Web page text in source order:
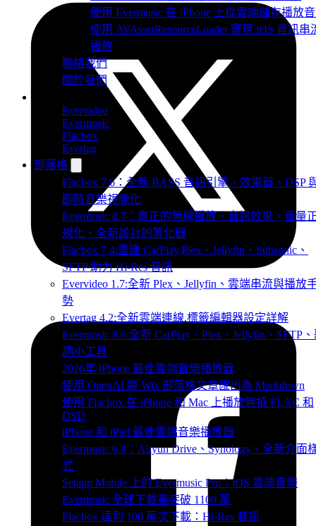
使用 Evermusic 在 iPhone 上從雲端儲存播放
使用 AVAssetResourceLoader 實現 iOS 音訊串
播放
聯絡我們
關於我們
Evervideo
Evermusic
Flacbox
Evertag
部落格
Flacbox 7.6：全新 BASS 音訊引擎、效果器、DSP
即時音樂視覺化
Evermusic 8.7：真正的無縫播放、音訊效果、音量
規化、全新設計的等化器
Flacbox 7.4:重建 CarPlay,Plex、Jellyfin、Subsonic、
SFTP 助力 Hi-Res 音訊
Evervideo 1.7:全新 Plex、Jellyfin、雲端串流與播放
勢
Evertag 4.2:全新雲端連線,標籤編輯器設定詳解
Evermusic 8.6:全新 CarPlay、Plex、Jellyfin、SFTP
詞小工具
2026年 iPhone 最佳雲端音樂播放器
使用 OpenAI 將 Wix 部落格文章匯出為 Markdown
使用 Flacbox 在 iPhone 和 Mac 上播放無損 FLAC 和
DSD
iPhone 和 iPad 最佳雲端音樂播放器
Evermusic 6.8：Aliyun Drive、Synology、全新介面
式
Setapp Mobile 上的 Evermusic Pro：iOS 雲端音樂
Evermusic 全球下載量突破 1100 萬
Flacbox 達到 100 萬次下載：Hi-Res 音訊